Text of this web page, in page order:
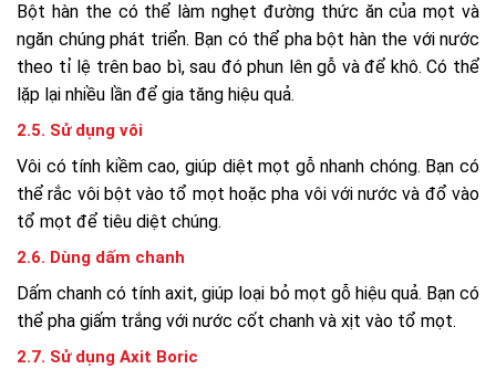
Bột hàn the có thể làm nghẹt đường thức ăn của mọt và
ngăn chúng phát triển. Bạn có thể pha bột hàn the với nước
theo tỉ lệ trên bao bì, sau đó phun lên gỗ và để khô. Có thể
lặp lại nhiều lần để gia tăng hiệu quả.
2.5. Sử dụng vôi
Vôi có tính kiềm cao, giúp diệt mọt gỗ nhanh chóng. Bạn có
thể rắc vôi bột vào tổ mọt hoặc pha vôi với nước và đổ vào
tổ mọt để tiêu diệt chúng.
2.6. Dùng dấm chanh
Dấm chanh có tính axit, giúp loại bỏ mọt gỗ hiệu quả. Bạn có
thể pha giấm trắng với nước cốt chanh và xịt vào tổ mọt.
2.7. Sử dụng Axit Boric